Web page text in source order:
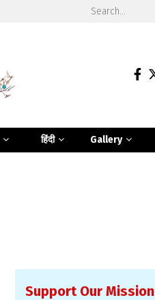
हिंदी Gallery
Support Our Mission